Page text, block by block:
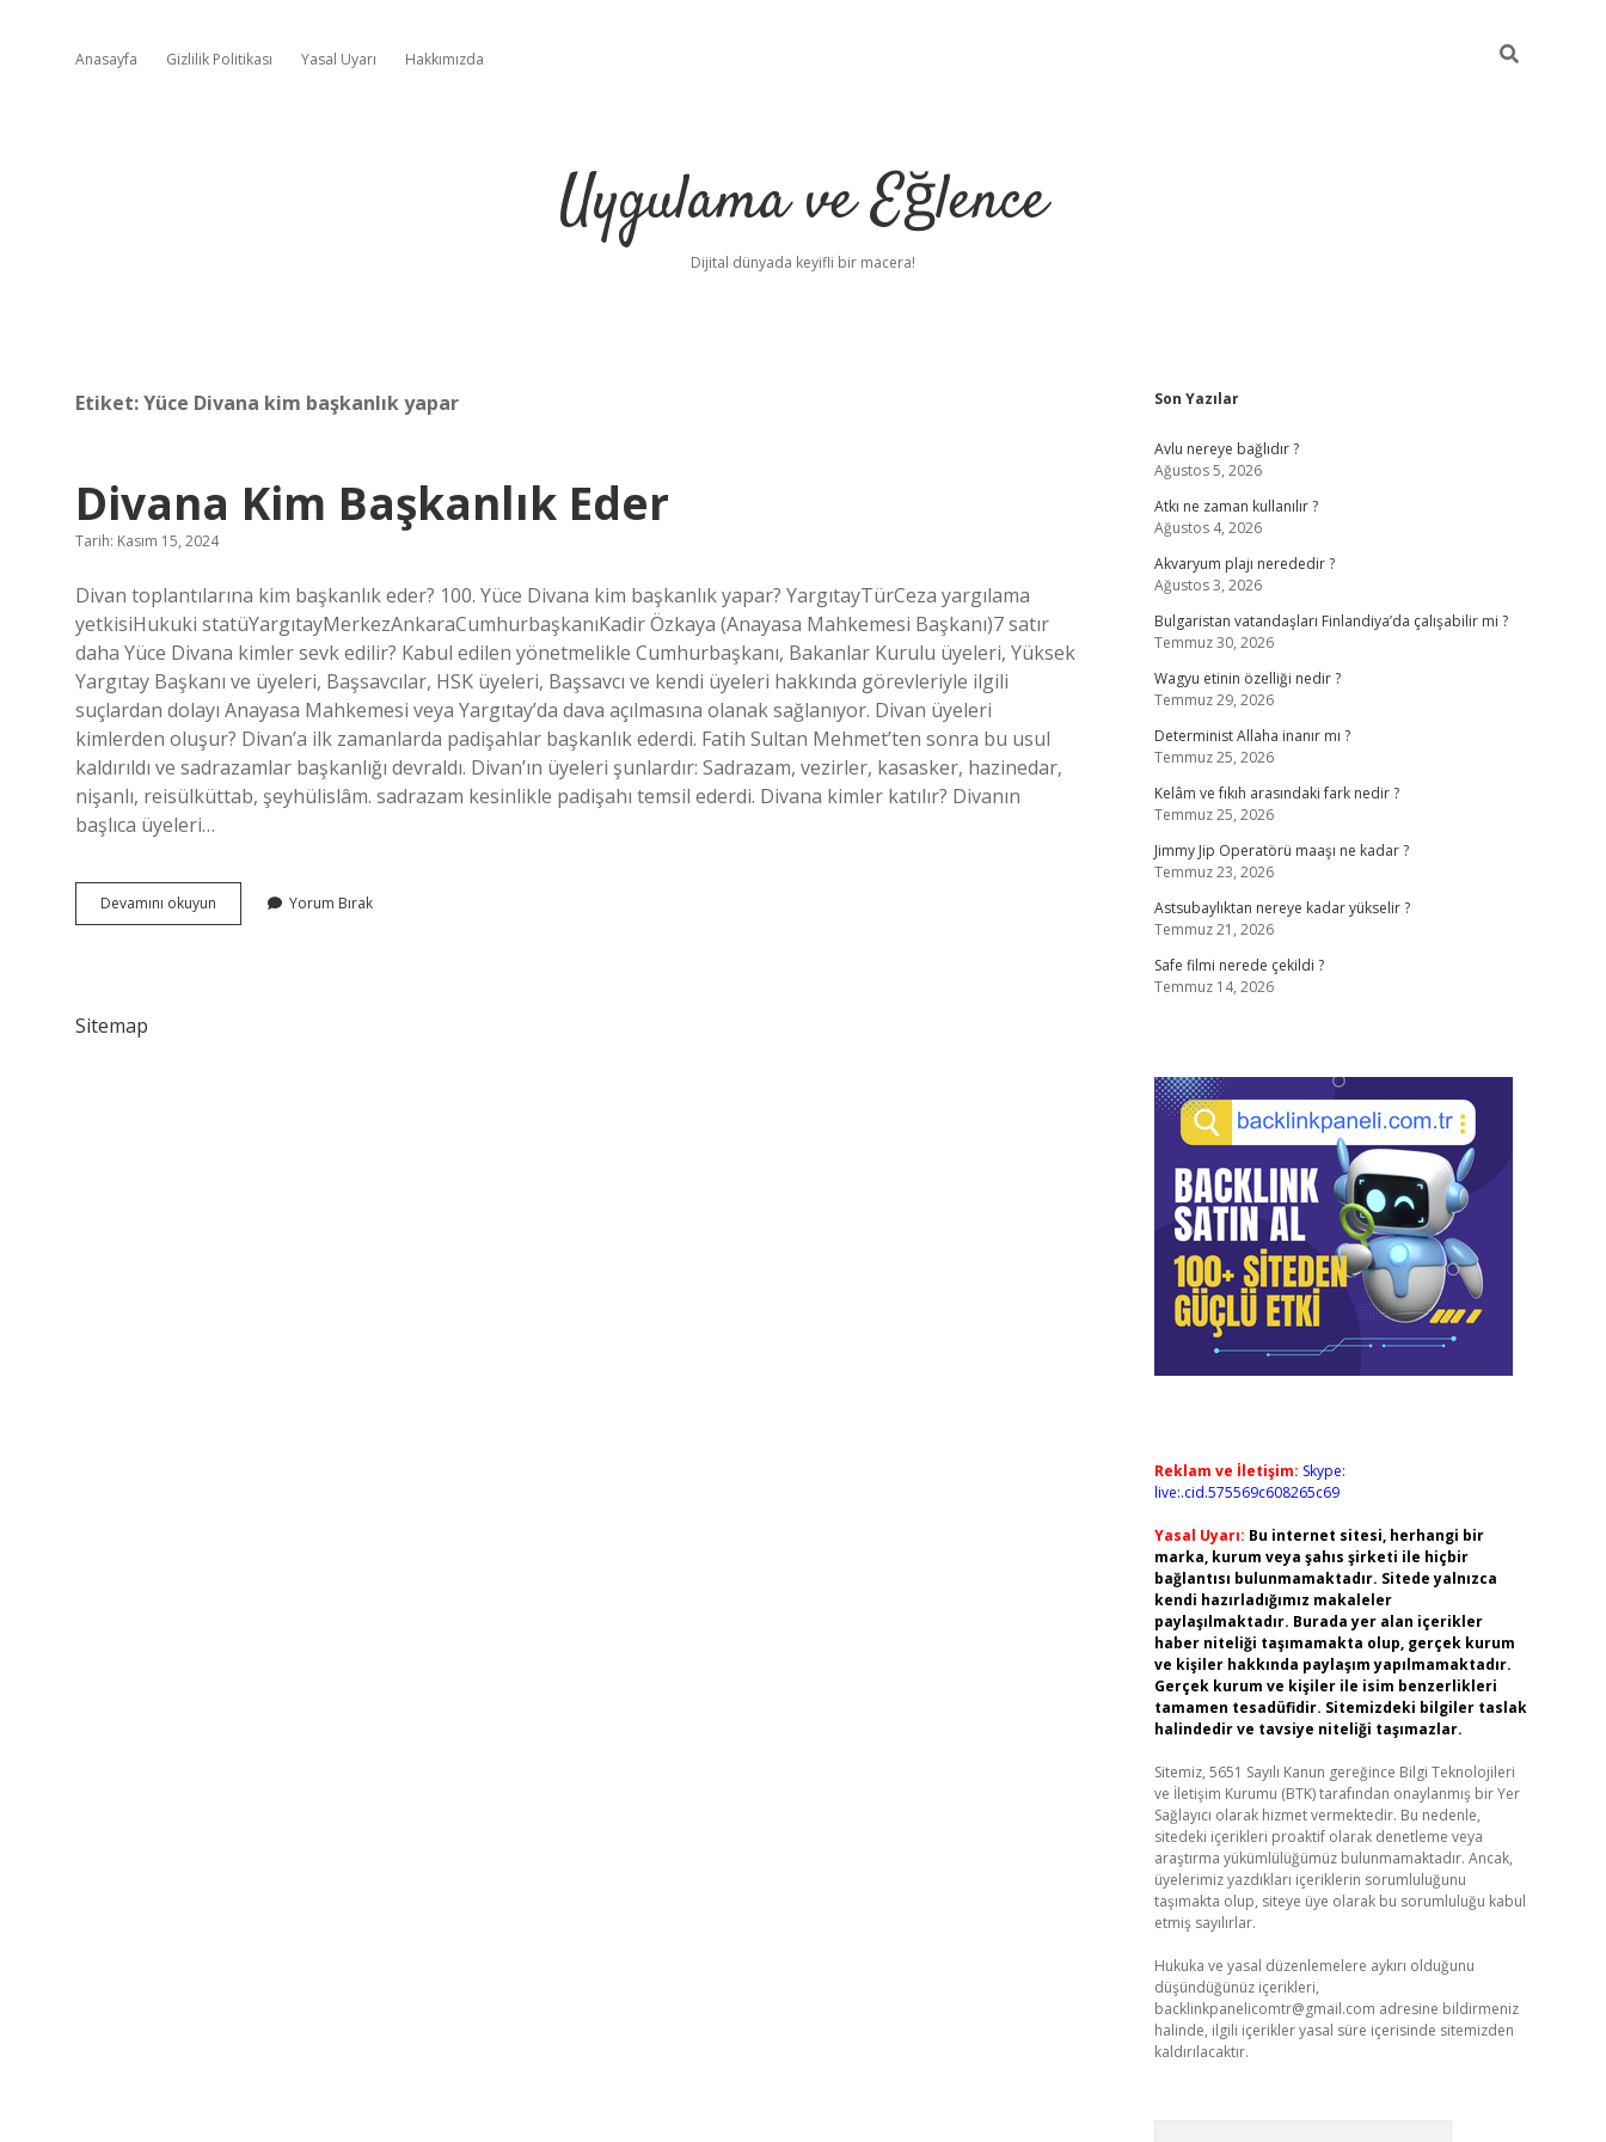
Anasayfa Gizlilik Politikası Yasal Uyarı Hakkımızda
Uygulama ve Eğlence
Dijital dünyada keyifli bir macera!
Etiket:Yüce Divana kim başkanlık yapar
Divana Kim Başkanlık Eder
Tarih: Kasım 15, 2024
Divan toplantılarına kim başkanlık eder? 100. Yüce Divana kim başkanlık yapar? YargıtayTürCeza yargılama
yetkisiHukuki statüYargıtayMerkezAnkaraCumhurbaşkanıKadir Özkaya (Anayasa Mahkemesi Başkanı)7 satır
daha Yüce Divana kimler sevk edilir? Kabul edilen yönetmelikle Cumhurbaşkanı, Bakanlar Kurulu üyeleri, Yüksek
Yargıtay Başkanı ve üyeleri, Başsavcılar, HSK üyeleri, Başsavcı ve kendi üyeleri hakkında görevleriyle ilgili
suçlardan dolayı Anayasa Mahkemesi veya Yargıtay’da dava açılmasına olanak sağlanıyor. Divan üyeleri
kimlerden oluşur? Divan’a ilk zamanlarda padişahlar başkanlık ederdi. Fatih Sultan Mehmet’ten sonra bu usul
kaldırıldı ve sadrazamlar başkanlığı devraldı. Divan’ın üyeleri şunlardır: Sadrazam, vezirler, kasasker, hazinedar,
nişanlı, reisülküttab, şeyhülislâm. sadrazam kesinlikle padişahı temsil ederdi. Divana kimler katılır? Divanın
başlıca üyeleri…
Devamını okuyun
Kim
Yorum Bırak
Sitemap
Sidebar
Son Yazılar
Avlu nereye bağlıdır ?
Ağustos 5, 2026
Atkı ne zaman kullanılır ?
Ağustos 4, 2026
Akvaryum plajı nerededir ?
Ağustos 3, 2026
Bulgaristan vatandaşları Finlandiya’da çalışabilir mi ?
Temmuz 30, 2026
Wagyu etinin özelliği nedir ?
Temmuz 29, 2026
Determinist Allaha inanır mı ?
Temmuz 25, 2026
Kelâm ve fıkıh arasındaki fark nedir ?
Temmuz 25, 2026
Jimmy Jip Operatörü maaşı ne kadar ?
Temmuz 23, 2026
Astsubaylıktan nereye kadar yükselir ?
Temmuz 21, 2026
Safe filmi nerede çekildi ?
Temmuz 14, 2026
Reklam ve İletişim: Skype:
live:.cid.575569c608265c69
Yasal Uyarı: Bu internet sitesi, herhangi bir
marka, kurum veya şahıs şirketi ile hiçbir
bağlantısı bulunmamaktadır. Sitede yalnızca
kendi hazırladığımız makaleler
paylaşılmaktadır. Burada yer alan içerikler
haber niteliği taşımamakta olup, gerçek kurum
ve kişiler hakkında paylaşım yapılmamaktadır.
Gerçek kurum ve kişiler ile isim benzerlikleri
tamamen tesadüfidir. Sitemizdeki bilgiler taslak
halindedir ve tavsiye niteliği taşımazlar.
Sitemiz, 5651 Sayılı Kanun gereğince Bilgi Teknolojileri
ve İletişim Kurumu (BTK) tarafından onaylanmış bir Yer
Sağlayıcı olarak hizmet vermektedir. Bu nedenle,
sitedeki içerikleri proaktif olarak denetleme veya
araştırma yükümlülüğümüz bulunmamaktadır. Ancak,
üyelerimiz yazdıkları içeriklerin sorumluluğunu
taşımakta olup, siteye üye olarak bu sorumluluğu kabul
etmiş sayılırlar.
Hukuka ve yasal düzenlemelere aykırı olduğunu
düşündüğünüz içerikleri,
backlinkpanelicomtr@gmail.com adresine bildirmeniz
halinde, ilgili içerikler yasal süre içerisinde sitemizden
kaldırılacaktır.